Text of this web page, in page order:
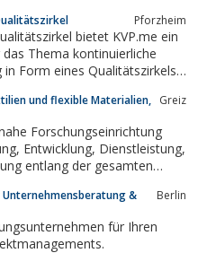
leisten wir
Pforzheim
bietet KVP.me ein
Thema kontinuierliche
Form eines Qualitätszirkels
zu betreiben.
Potenzial...
und flexible Materialien, Greiz
Forschungseinrichtung
&
Berlin
für Ihren